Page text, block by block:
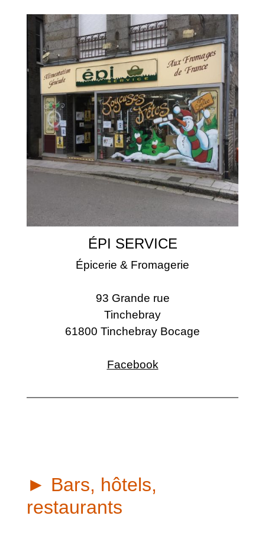
ÉPI SERVICE
Épicerie & Fromagerie
93 Grande rue
Tinchebray
61800 Tinchebray Bocage
Facebook
► Bars, hôtels,
restaurants